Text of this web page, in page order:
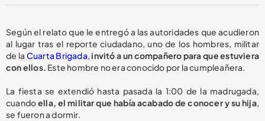
Según el relato que le entregó a las autoridades que acudieron
al lugar tras el reporte ciudadano, uno de los hombres, militar
de la Cuarta Brigada,invitó a un compañero para que estuviera
con ellos. Este hombre no era conocido por la cumpleañera.
La fiesta se extendió hasta pasada la 1:00 de la madrugada,
cuandoella, el militar que había acabado de conocer y su hija,
se fueron a dormir.